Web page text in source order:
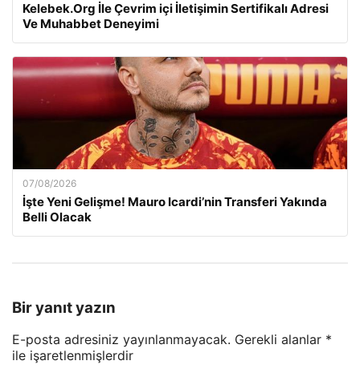
Kelebek.Org İle Çevrim içi İletişimin Sertifikalı Adresi
Ve Muhabbet Deneyimi
07/08/2026
İşte Yeni Gelişme! Mauro Icardi’nin Transferi Yakında
Belli Olacak
Bir yanıt yazın
E-posta adresiniz yayınlanmayacak. Gerekli alanlar *
ile işaretlenmişlerdir